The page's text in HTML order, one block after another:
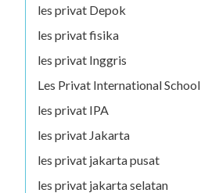
les privat Depok
les privat fisika
les privat Inggris
Les Privat International School
les privat IPA
les privat Jakarta
les privat jakarta pusat
les privat jakarta selatan